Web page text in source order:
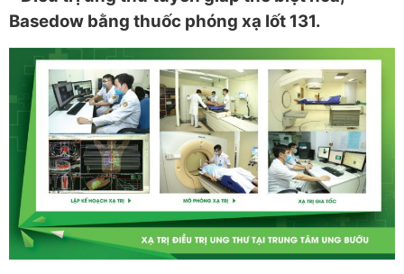
Basedow bằng thuốc phóng xạ Iốt 131.